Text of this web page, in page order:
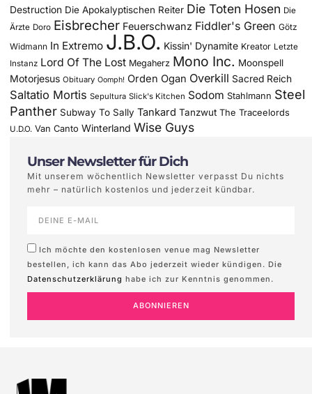
Destruction Die Apokalyptischen Reiter Die Toten Hosen Die
Ärzte Doro Eisbrecher Feuerschwanz Fiddler's Green Götz
Widmann In Extremo J.B.O. Kissin' Dynamite Kreator Letzte
Instanz Lord Of The Lost Megaherz Mono Inc. Moonspell
Motorjesus Obituary Oomph! Orden Ogan Overkill Sacred Reich
Saltatio Mortis Sepultura Slick's Kitchen Sodom Stahlmann Steel
Panther Subway To Sally Tankard Tanzwut The Traceelords
U.D.O. Van Canto Winterland Wise Guys
Unser Newsletter für Dich
Mit unserem wöchentlich Newsletter verpasst Du nichts
mehr – natürlich kostenlos und jederzeit kündbar.
Ich möchte den kostenlosen venue mag Newsletter
bestellen, ich kann das Abo jederzeit wieder kündigen. Die
Datenschutzerklärung habe ich zur Kenntnis genommen.
ABONNIEREN